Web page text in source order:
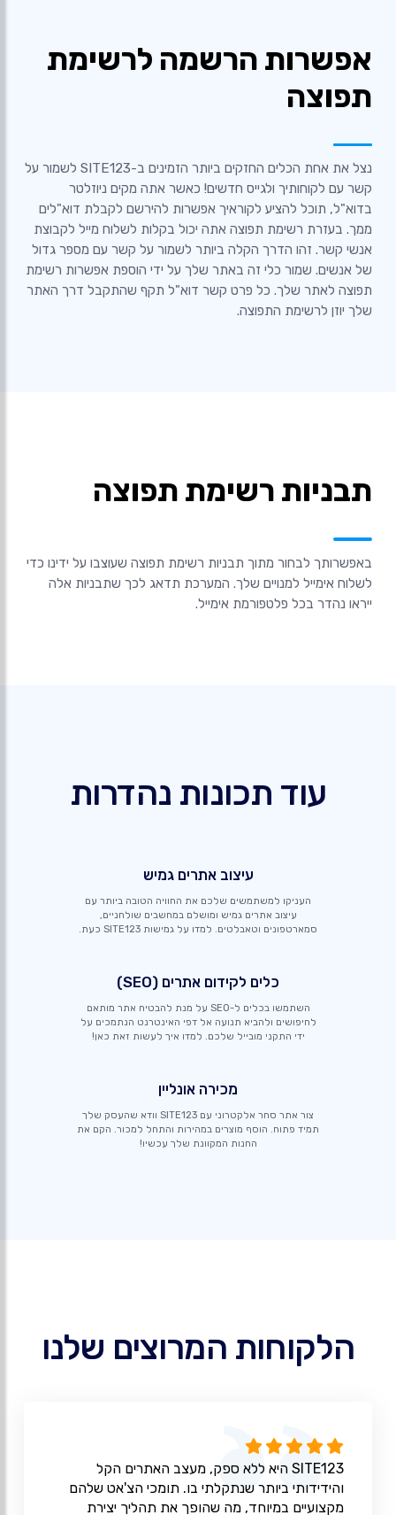
אפשרות הרשמה לרשימת
תפוצה
נצל את אחת הכלים החזקים ביותר הזמינים ב-SITE123 לשמור על
קשר עם לקוחותיך ולגייס חדשים! כאשר אתה מקים ניוזלטר
בדוא"ל, תוכל להציע לקוראיך אפשרות להירשם לקבלת דוא"לים
ממך. בעזרת רשימת תפוצה אתה יכול בקלות לשלוח מייל לקבוצת
אנשי קשר. זהו הדרך הקלה ביותר לשמור על קשר עם מספר גדול
של אנשים. שמור כלי זה באתר שלך על ידי הוספת אפשרות רשימת
תפוצה לאתר שלך. כל פרט קשר דוא"ל תקף שהתקבל דרך האתר
שלך יוזן לרשימת התפוצה.
תבניות רשימת תפוצה
באפשרותך לבחור מתוך תבניות רשימת תפוצה שעוצבו על ידינו כדי
לשלוח אימייל למנויים שלך. המערכת תדאג לכך שתבניות אלה
ייראו נהדר בכל פלטפורמת אימייל.
עוד תכונות נהדרות
עיצוב אתרים גמיש
העניקו למשתמשים שלכם את החוויה הטובה ביותר עם
עיצוב אתרים גמיש ומושלם במחשבים שולחניים,
סמארטפונים וטאבלטים. למדו על גמישות SITE123 כעת.
כלים לקידום אתרים (SEO)
השתמשו בכלים ל-SEO על מנת להבטיח אתר מותאם
לחיפושים ולהביא תנועה אל דפי האינטרנט הנתמכים על
ידי התקני מובייל שלכם. למדו איך לעשות זאת כאן!
מכירה אונליין
צור אתר סחר אלקטרוני עם SITE123 וודא שהעסק שלך
תמיד פתוח. הוסף מוצרים במהירות והתחל למכור. הקם את
החנות המקוונת שלך עכשיו!
הלקוחות המרוצים שלנו
SITE123 היא ללא ספק, מעצב האתרים הקל
והידידותי ביותר שנתקלתי בו. תומכי הצ'אט שלהם
מקצועיים במיוחד, מה שהופך את תהליך יצירת